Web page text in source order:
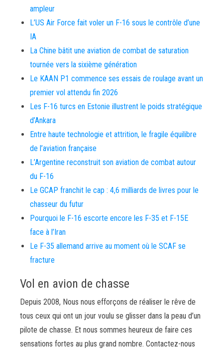
ampleur
L’US Air Force fait voler un F-16 sous le contrôle d’une
IA
La Chine bâtit une aviation de combat de saturation
tournée vers la sixième génération
Le KAAN P1 commence ses essais de roulage avant un
premier vol attendu fin 2026
Les F-16 turcs en Estonie illustrent le poids stratégique
d’Ankara
Entre haute technologie et attrition, le fragile équilibre
de l’aviation française
L’Argentine reconstruit son aviation de combat autour
du F-16
Le GCAP franchit le cap : 4,6 milliards de livres pour le
chasseur du futur
Pourquoi le F-16 escorte encore les F-35 et F-15E
face à l’Iran
Le F-35 allemand arrive au moment où le SCAF se
fracture
Vol en avion de chasse
Depuis 2008, Nous nous efforçons de réaliser le rêve de
tous ceux qui ont un jour voulu se glisser dans la peau d’un
pilote de chasse. Et nous sommes heureux de faire ces
sensations fortes au plus grand nombre. Contactez-nous